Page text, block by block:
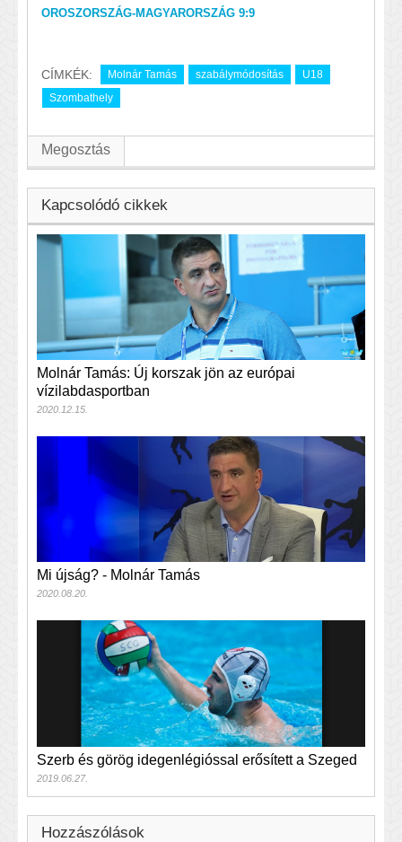
OROSZORSZÁG-MAGYARORSZÁG 9:9
CÍMKÉK: Molnár Tamás szabálymódosítás
U18
Szombathely
Megosztás
Kapcsolódó cikkek
Molnár Tamás: Új korszak jön az európai
vízilabdasportban
2020.12.15.
Mi újság? - Molnár Tamás
2020.08.20.
Szerb és görög idegenlégióssal erősített a Szeged
2019.06.27.
Hozzászólások